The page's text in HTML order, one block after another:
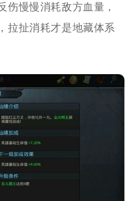
伤慢慢消耗敌方血量，
拉扯消耗才是地藏体系